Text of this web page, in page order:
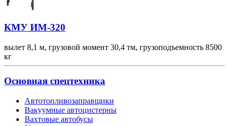
КМУ ИМ-320
вылет 8,1 м, грузовой момент 30,4 тм, грузоподъемность 8500
кг
Основная спецтехника
Автотопливозаправщики
Вакуумные автоцистерны
Вахтовые автобусы